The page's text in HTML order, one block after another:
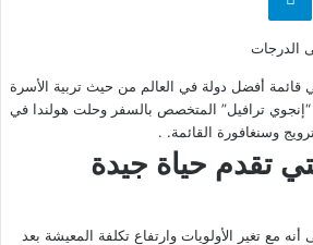
الدرجات
قائمة أفضل دولة في العالم من حيث تربية الأسرة
إنجوي ترافيل” المتخصص بالسفر وحلت هولندا في
وسنغافورة القائمة. .
تقدم حياة جيدة
مع تغير الأولويات وارتفاع تكلفة المعيشة بعد